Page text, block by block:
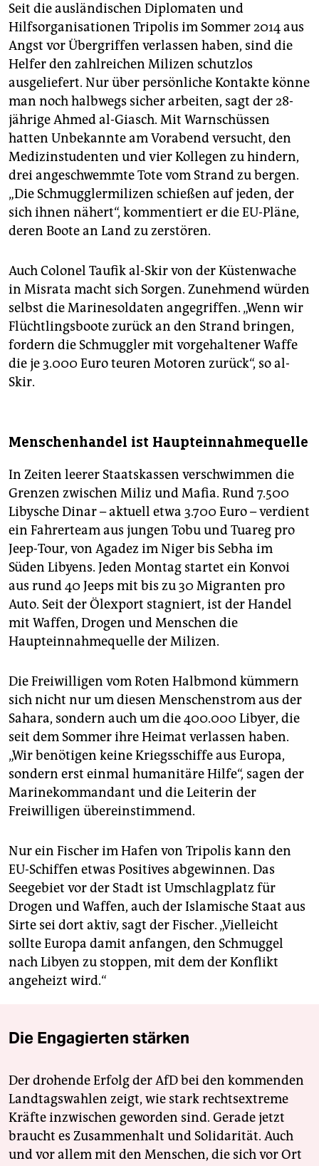
Seit die ausländischen Diplomaten und
Hilfsorganisationen Tripolis im Sommer 2014 aus
Angst vor Übergriffen verlassen haben, sind die
Helfer den zahlreichen Milizen schutzlos
ausgeliefert. Nur über persönliche Kontakte könne
man noch halbwegs sicher arbeiten, sagt der 28-
jährige Ahmed al-Giasch. Mit Warnschüssen
hatten Unbekannte am Vorabend versucht, den
Medizinstudenten und vier Kollegen zu hindern,
drei angeschwemmte Tote vom Strand zu bergen.
„Die Schmugglermilizen schießen auf jeden, der
sich ihnen nähert“, kommentiert er die EU-Pläne,
deren Boote an Land zu zerstören.
Auch Colonel Taufik al-Skir von der Küstenwache
in Misrata macht sich Sorgen. Zunehmend würden
selbst die Marinesoldaten angegriffen. „Wenn wir
Flüchtlingsboote zurück an den Strand bringen,
fordern die Schmuggler mit vorgehaltener Waffe
die je 3.000 Euro teuren Motoren zurück“, so al-
Skir.
Menschenhandel ist Haupteinnahmequelle
In Zeiten leerer Staatskassen verschwimmen die
Grenzen zwischen Miliz und Mafia. Rund 7.500
Libysche Dinar – aktuell etwa 3.700 Euro – verdient
ein Fahrerteam aus jungen Tobu und Tuareg pro
Jeep-Tour, von Agadez im Niger bis Sebha im
Süden Libyens. Jeden Montag startet ein Konvoi
aus rund 40 Jeeps mit bis zu 30 Migranten pro
Auto. Seit der Ölexport stagniert, ist der Handel
mit Waffen, Drogen und Menschen die
Haupteinnahmequelle der Milizen.
Die Freiwilligen vom Roten Halbmond kümmern
sich nicht nur um diesen Menschenstrom aus der
Sahara, sondern auch um die 400.000 Libyer, die
seit dem Sommer ihre Heimat verlassen haben.
„Wir benötigen keine Kriegsschiffe aus Europa,
sondern erst einmal humanitäre Hilfe“, sagen der
Marinekommandant und die Leiterin der
Freiwilligen übereinstimmend.
Nur ein Fischer im Hafen von Tripolis kann den
EU-Schiffen etwas Positives abgewinnen. Das
Seegebiet vor der Stadt ist Umschlagplatz für
Drogen und Waffen, auch der Islamische Staat aus
Sirte sei dort aktiv, sagt der Fischer. „Vielleicht
sollte Europa damit anfangen, den Schmuggel
nach Libyen zu stoppen, mit dem der Konflikt
angeheizt wird.“
Die Engagierten stärken
Der drohende Erfolg der AfD bei den kommenden
Landtagswahlen zeigt, wie stark rechtsextreme
Kräfte inzwischen geworden sind. Gerade jetzt
braucht es Zusammenhalt und Solidarität. Auch
und vor allem mit den Menschen, die sich vor Ort